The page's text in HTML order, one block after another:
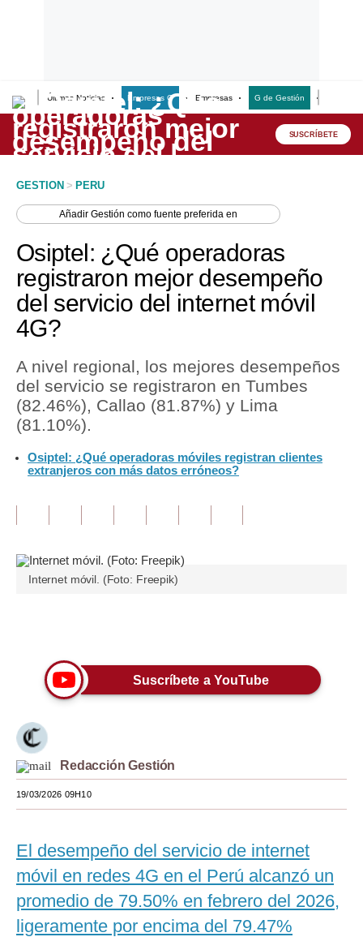
Últimas Noticias Empresas G Empresas G de Gestión
Lo último
Peru Quiosco
Economía
Mercados
Perú
Política
Tu Dinero
Finanzas Personales
Inmobiliarias
Opinión
Editorial
Pregunta de hoy
Lujo
Moda
Estilos
EEUU
México
España
SUSCRÍBETE
GESTION > PERU
AñadirGestión como fuente preferida en
Osiptel: ¿Qué operadoras
registraron mejor desempeño
del servicio del internet móvil
4G?
A nivel regional, los mejores desempeños
del servicio se registraron en Tumbes
(82.46%), Callao (81.87%) y Lima
(81.10%).
Osiptel: ¿Qué operadoras móviles registran clientes
extranjeros con más datos erróneos?
Internet móvil. (Foto: Freepik)
Suscríbete a YouTube
Redacción Gestión
19/03/2026 09H10
El desempeño del servicio de internet
móvil en redes 4G en el Perú alcanzó un
promedio de 79.50% en febrero del 2026,
ligeramente por encima del 79.47%